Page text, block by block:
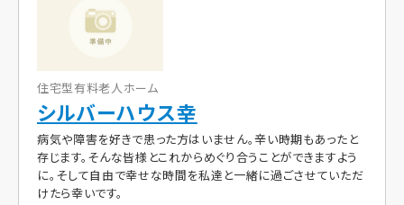
住宅型有料老人ホーム
シルバーハウス幸
病気や障害を好きで患った方はいません。辛い時期もあったと
存じます。そんな皆様とこれからめぐり合うことができますよう
に。そして自由で幸せな時間を私達と一緒に過ごさせていただ
けたら幸いです。